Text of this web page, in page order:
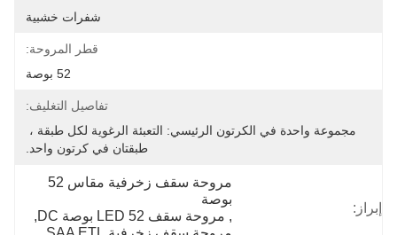
شفرات خشبية
قطر المروحة:
52 بوصة
تفاصيل التغليف:
مجموعة واحدة في الكرتون الرئيسي: التعبئة الرغوية لكل طبقة ،
طبقتان في كرتون واحد.
إبراز:
مروحة سقف زخرفية مقاس 52
بوصة
, مروحة سقف LED 52 بوصة DC
,